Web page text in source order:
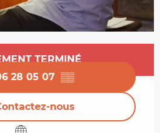
TERMINÉ
28 05 07 ▒▒
nous